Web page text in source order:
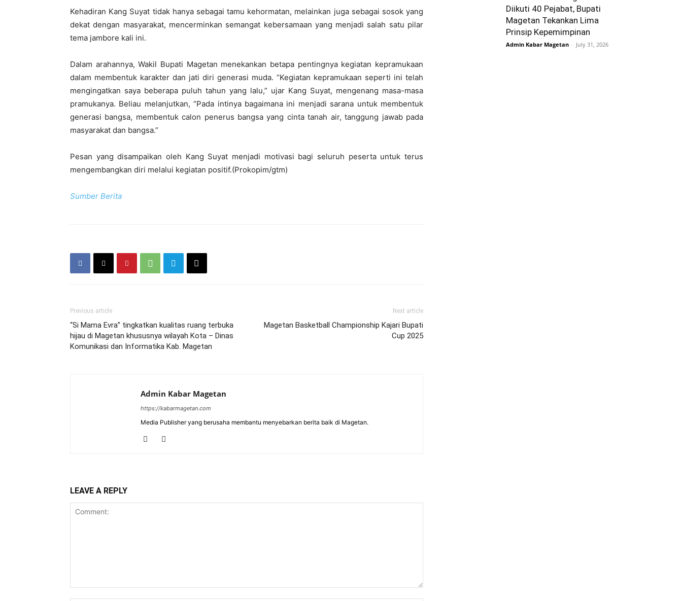
Kehadiran Kang Suyat tidak hanya sebagai tamu kehormatan, melainkan juga sebagai sosok yang
dekat dengan masyarakat, mencerminkan semangat kebersamaan yang menjadi salah satu pilar
tema jambore kali ini.
Dalam arahannya, Wakil Bupati Magetan menekankan betapa pentingnya kegiatan kepramukaan
dalam membentuk karakter dan jati diri generasi muda. “Kegiatan kepramukaan seperti ini telah
mengingatkan saya beberapa puluh tahun yang lalu,” ujar Kang Suyat, mengenang masa-masa
pramukanya. Beliau melanjutkan, “Pada intinya bagaimana ini menjadi sarana untuk membentuk
generasi bangsa, membentuk calon penerus bangsa yang cinta tanah air, tanggung jawab pada
masyarakat dan bangsa.”
Pesan yang disampaikan oleh Kang Suyat menjadi motivasi bagi seluruh peserta untuk terus
mengembangkan diri melalui kegiatan positif.(Prokopim/gtm)
Sumber Berita
Previous article
“Si Mama Evra” tingkatkan kualitas ruang terbuka
hijau di Magetan khususnya wilayah Kota – Dinas
Komunikasi dan Informatika Kab. Magetan
Next article
Magetan Basketball Championship Kajari Bupati
Cup 2025
Admin Kabar Magetan
https://kabarmagetan.com
Media Publisher yang berusaha membantu menyebarkan berita baik di Magetan.
LEAVE A REPLY
Diikuti 40 Pejabat, Bupati
Magetan Tekankan Lima
Prinsip Kepemimpinan
Admin Kabar Magetan - July 31, 2026